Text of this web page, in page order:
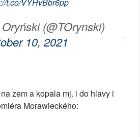
t.co/VYHvBbr6pp
(@TOrynski)
10, 2021
zem a kopala mj. i do hlavy i
Morawieckého: